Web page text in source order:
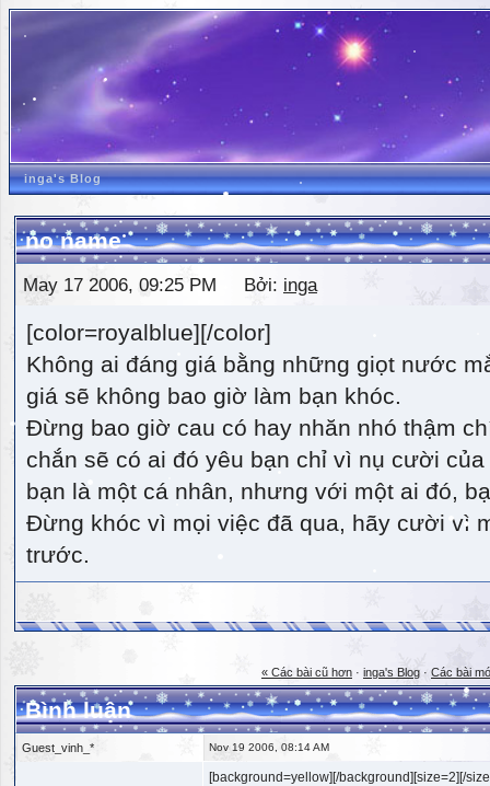
inga's Blog
no name
May 17 2006, 09:25 PM Bởi: inga
[color=royalblue][/color]
Không ai đáng giá bằng những giọt nước
giá sẽ không bao giờ làm bạn khóc.
Đừng bao giờ cau có hay nhăn nhó thậm
chắn sẽ có ai đó yêu bạn chỉ vì nụ cười
bạn là một cá nhân, nhưng với một ai đó,
Đừng khóc vì mọi việc đã qua, hãy cười vì
trước.
« Các bài cũ hơn · inga's Blog · Các bài
Bình luận
Guest_vinh_* Nov 19 2006, 08:14 AM
[background=yellow][/background][size=2][/